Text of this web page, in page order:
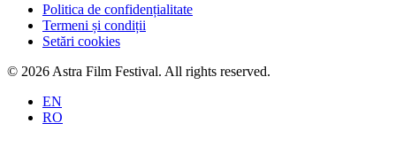
Politica de confidențialitate
Termeni și condiții
Setări cookies
© 2026 Astra Film Festival. All rights reserved.
EN
RO